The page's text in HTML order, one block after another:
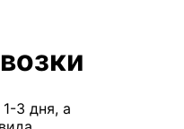
3 дня, а